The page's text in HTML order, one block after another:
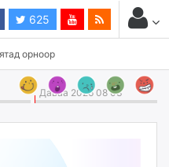
625
орноор
Даваа 2026 08 03